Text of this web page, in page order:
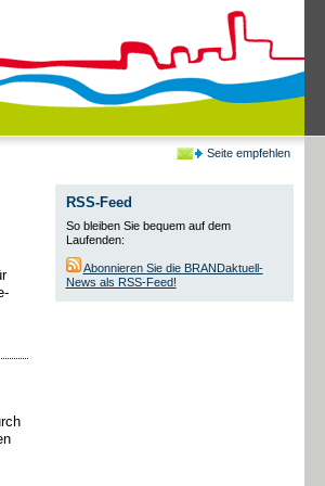
Seite empfehlen
RSS-Feed
So bleiben Sie bequem auf dem
Laufenden:
Abonnieren Sie die BRANDaktuell-
News als RSS-Feed!